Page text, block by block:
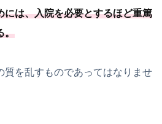
には、入院を必要とするほど重篤
。
質を乱すものであってはなりませ